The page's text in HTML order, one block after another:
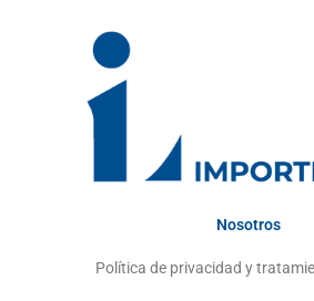
Nosotros
Política de privacidad y